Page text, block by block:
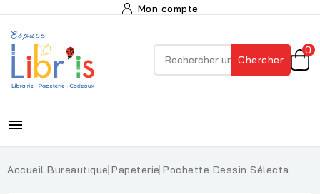
Mon compte
Chercher
0

Accueil Bureautique Papeterie Pochette Dessin Sélecta